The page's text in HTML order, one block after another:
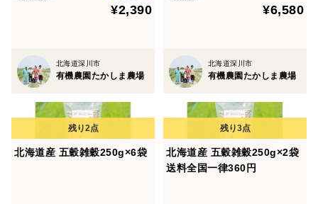
¥2,390
北海道深川市
有機農園たかしま農場
¥6,580
北海道深川市
有機農園たかしま農場
北海道産 五穀雑穀250g×6袋
北海道産 五穀雑穀250g×2袋
送料全国一律360円